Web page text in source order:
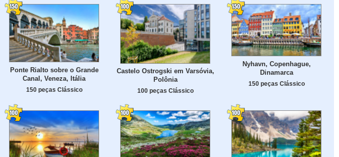
Ponte Rialto sobre o Grande
Canal, Veneza, Itália
150 peças Clássico
Castelo Ostrogski em Varsóvia,
Polônia
100 peças Clássico
Nyhavn, Copenhague,
Dinamarca
150 peças Clássico